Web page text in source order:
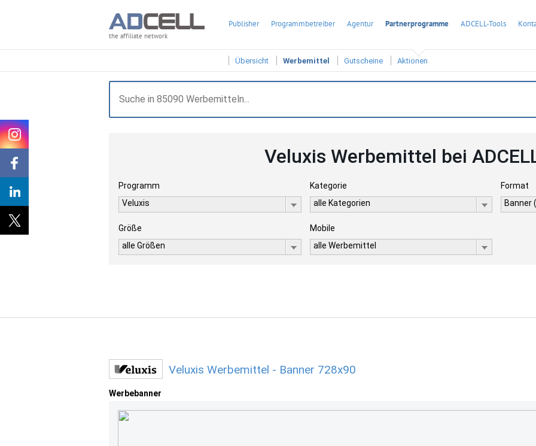
the affiliate network
Publisher Programmbetreiber Agentur Partnerprogramme ADCELL-Tools
Übersicht Werbemittel Gutscheine Aktionen
Veluxis Werbemittel bei
Programm
Veluxis
Kategorie
alle Kategorien
Format
Banner
Größe
alle Größen
Mobile
alle Werbemittel
Veluxis Werbemittel - Banner 728x90
Werbebanner